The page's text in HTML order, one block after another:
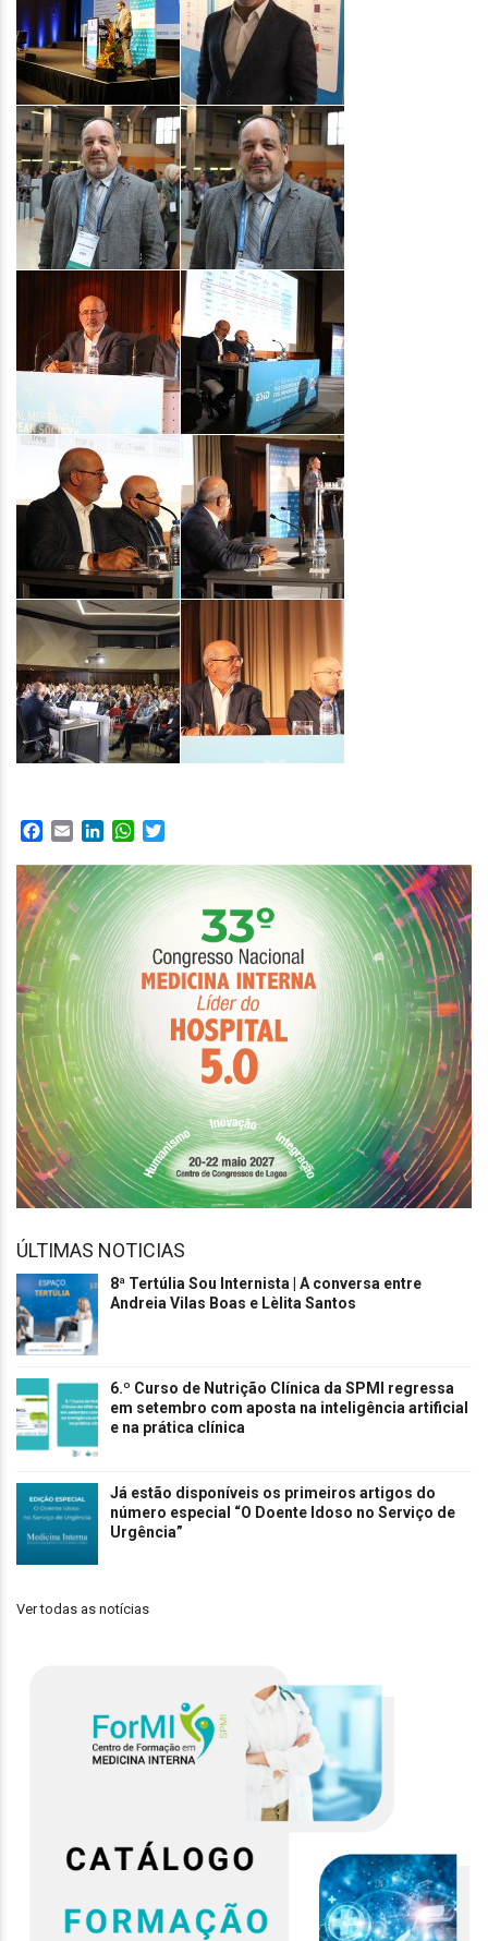
Facebook
Email LinkedInWhatsApp
ÚLTIMAS NOTICIAS
8ª Tertúlia Sou Internista | A conversa entre
Andreia Vilas Boas e Lèlita Santos
6.º Curso de Nutrição Clínica da SPMI regressa
em setembro com aposta na inteligência artificial
e na prática clínica
Já estão disponíveis os primeiros artigos do
número especial “O Doente Idoso no Serviço de
Urgência”
Ver todas as notícias